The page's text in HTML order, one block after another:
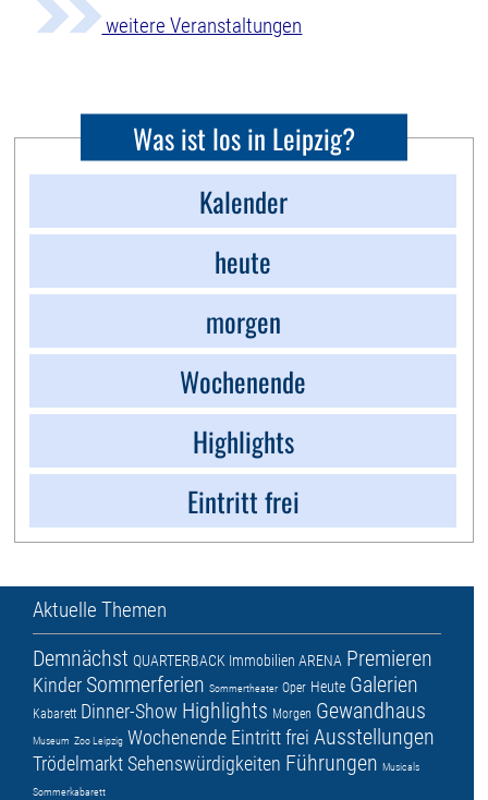
weitere Veranstaltungen
Was ist los in Leipzig?
Kalender
heute
morgen
Wochenende
Highlights
Eintritt frei
Aktuelle Themen
Demnächst QUARTERBACK Immobilien ARENA Premieren
Kinder Sommerferien Sommertheater Oper Heute Galerien
Kabarett Dinner-Show Highlights Morgen Gewandhaus
Museum Zoo Leipzig Wochenende Eintritt frei Ausstellungen
TrödelmarktSehenswürdigkeiten Führungen Musicals
Sommerkabarett